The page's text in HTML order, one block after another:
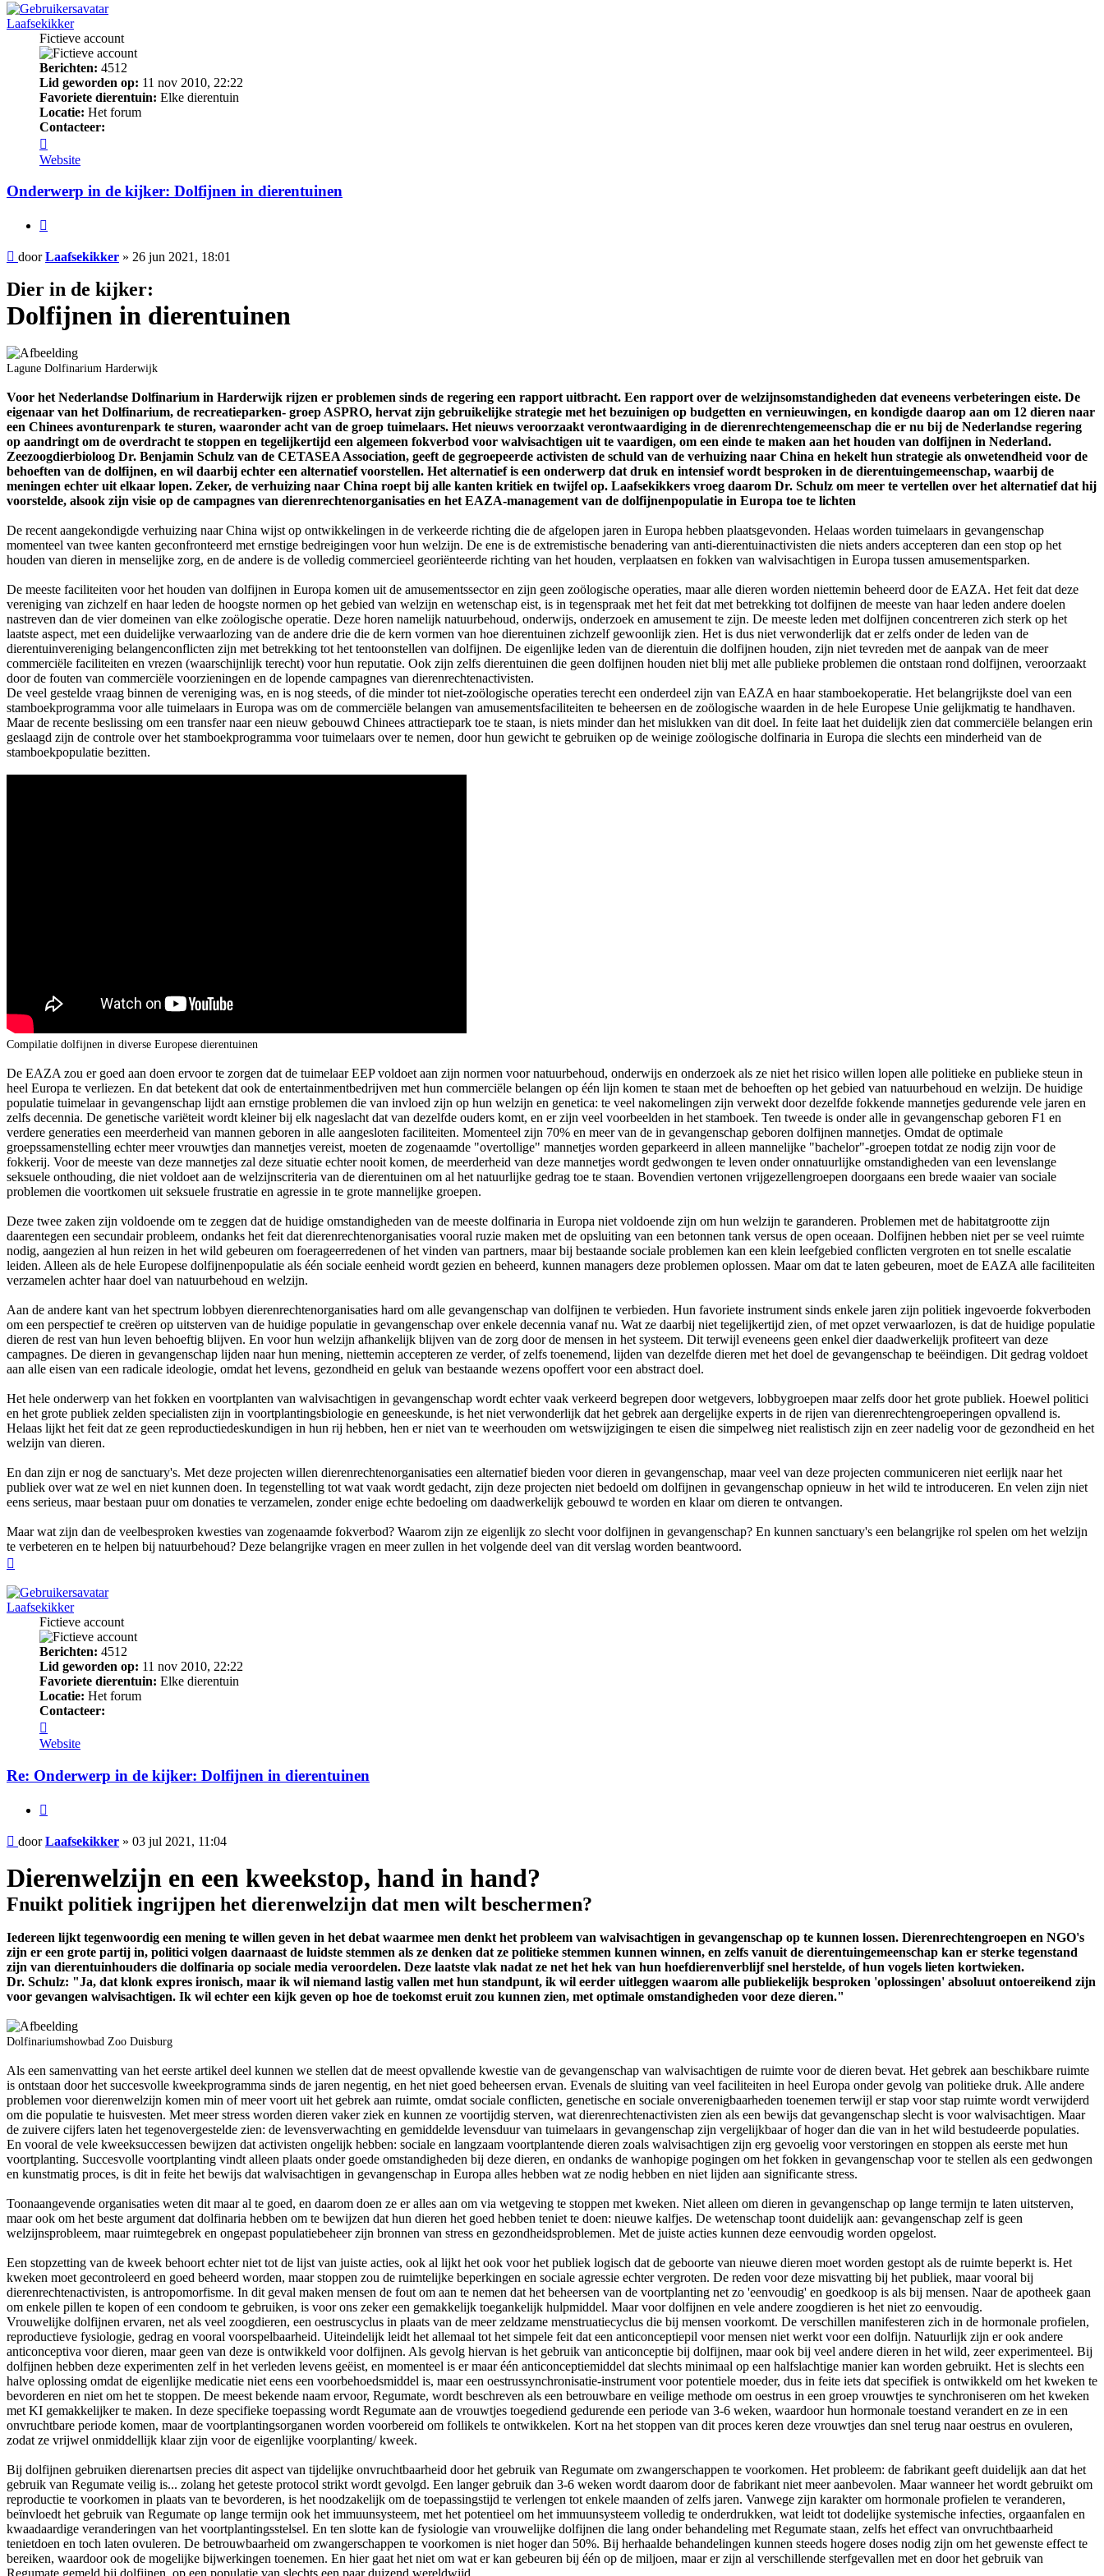
Laafsekikker
Fictieve account
Berichten: 4512
Lid geworden op: 11 nov 2010, 22:22
Favoriete dierentuin: Elke dierentuin
Locatie: Het forum
Contacteer:
Laafsekikker
Website
Onderwerp in de kijker: Dolfijnen in dierentuinen
Bericht
doorLaafsekikker » 26 jun 2021, 18:01
Dier in de kijker:
Dolfijnen in dierentuinen
Lagune Dolfinarium Harderwijk
Voor het Nederlandse Dolfinarium in Harderwijk rijzen er problemen sinds de regering een rapport uitbracht. Een rapport over de welzijnsomstandigheden dat eveneens verbeteringen eiste. De
eigenaar van het Dolfinarium, de recreatieparken- groep ASPRO, hervat zijn gebruikelijke strategie met het bezuinigen op budgetten en vernieuwingen, en kondigde daarop aan om 12 dieren naar
een Chinees avonturenpark te sturen, waaronder acht van de groep tuimelaars. Het nieuws veroorzaakt verontwaardiging in de dierenrechtengemeenschap die er nu bij de Nederlandse regering
op aandringt om de overdracht te stoppen en tegelijkertijd een algemeen fokverbod voor walvisachtigen uit te vaardigen, om een ​​einde te maken aan het houden van dolfijnen in Nederland.
Zeezoogdierbioloog Dr. Benjamin Schulz van de CETASEA Association, geeft de gegroepeerde activisten de schuld van de verhuizing naar China en hekelt hun strategie als onwetendheid voor de
behoeften van de dolfijnen, en wil daarbij echter een alternatief voorstellen. Het alternatief is een onderwerp dat druk en intensief wordt besproken in de dierentuingemeenschap, waarbij de
meningen echter uit elkaar lopen. Zeker, de verhuizing naar China roept bij alle kanten kritiek en twijfel op. Laafsekikkers vroeg daarom Dr. Schulz om meer te vertellen over het alternatief dat hij
voorstelde, alsook zijn visie op de campagnes van dierenrechtenorganisaties en het EAZA-management van de dolfijnenpopulatie in Europa toe te lichten
De recent aangekondigde verhuizing naar China wijst op ontwikkelingen in de verkeerde richting die de afgelopen jaren in Europa hebben plaatsgevonden. Helaas worden tuimelaars in gevangenschap
momenteel van twee kanten geconfronteerd met ernstige bedreigingen voor hun welzijn. De ene is de extremistische benadering van anti-dierentuinactivisten die niets anders accepteren dan een stop op het
houden van dieren in menselijke zorg, en de andere is de volledig commercieel georiënteerde richting van het houden, verplaatsen en fokken van walvisachtigen in Europa tussen amusementsparken.
De meeste faciliteiten voor het houden van dolfijnen in Europa komen uit de amusementssector en zijn geen zoölogische operaties, maar alle dieren worden niettemin beheerd door de EAZA. Het feit dat deze
vereniging van zichzelf en haar leden de hoogste normen op het gebied van welzijn en wetenschap eist, is in tegenspraak met het feit dat met betrekking tot dolfijnen de meeste van haar leden andere doelen
nastreven dan de vier domeinen van elke zoölogische operatie. Deze horen namelijk natuurbehoud, onderwijs, onderzoek en amusement te zijn. De meeste leden met dolfijnen concentreren zich sterk op het
laatste aspect, met een duidelijke verwaarlozing van de andere drie die de kern vormen van hoe dierentuinen zichzelf gewoonlijk zien. Het is dus niet verwonderlijk dat er zelfs onder de leden van de
dierentuinvereniging belangenconflicten zijn met betrekking tot het tentoonstellen van dolfijnen. De eigenlijke leden van de dierentuin die dolfijnen houden, zijn niet tevreden met de aanpak van de meer
commerciële faciliteiten en vrezen (waarschijnlijk terecht) voor hun reputatie. Ook zijn zelfs dierentuinen die geen dolfijnen houden niet blij met alle publieke problemen die ontstaan ​​rond dolfijnen, veroorzaakt
door de fouten van commerciële voorzieningen en de lopende campagnes van dierenrechtenactivisten.
De veel gestelde vraag binnen de vereniging was, en is nog steeds, of die minder tot niet-zoölogische operaties terecht een onderdeel zijn van EAZA en haar stamboekoperatie. Het belangrijkste doel van een
stamboekprogramma voor alle tuimelaars in Europa was om de commerciële belangen van amusementsfaciliteiten te beheersen en de zoölogische waarden in de hele Europese Unie gelijkmatig te handhaven.
Maar de recente beslissing om een ​​transfer naar een nieuw gebouwd Chinees attractiepark toe te staan, is niets minder dan het mislukken van dit doel. In feite laat het duidelijk zien dat commerciële belangen erin
geslaagd zijn de controle over het stamboekprogramma voor tuimelaars over te nemen, door hun gewicht te gebruiken op de weinige zoölogische dolfinaria in Europa die slechts een minderheid van de
stamboekpopulatie bezitten.
Compilatie dolfijnen in diverse Europese dierentuinen
De EAZA zou er goed aan doen ervoor te zorgen dat de tuimelaar EEP voldoet aan zijn normen voor natuurbehoud, onderwijs en onderzoek als ze niet het risico willen lopen alle politieke en publieke steun in
heel Europa te verliezen. En dat betekent dat ook de entertainmentbedrijven met hun commerciële belangen op één lijn komen te staan ​​met de behoeften op het gebied van natuurbehoud en welzijn. De huidige
populatie tuimelaar in gevangenschap lijdt aan ernstige problemen die van invloed zijn op hun welzijn en genetica: te veel nakomelingen zijn verwekt door dezelfde fokkende mannetjes gedurende vele jaren en
zelfs decennia. De genetische variëteit wordt kleiner bij elk nageslacht dat van dezelfde ouders komt, en er zijn veel voorbeelden in het stamboek. Ten tweede is onder alle in gevangenschap geboren F1 en
verdere generaties een meerderheid van mannen geboren in alle aangesloten faciliteiten. Momenteel zijn 70% en meer van de in gevangenschap geboren dolfijnen mannetjes. Omdat de optimale
groepssamenstelling echter meer vrouwtjes dan mannetjes vereist, moeten de zogenaamde "overtollige" mannetjes worden geparkeerd in alleen mannelijke "bachelor"-groepen totdat ze nodig zijn voor de
fokkerij. Voor de meeste van deze mannetjes zal deze situatie echter nooit komen, de meerderheid van deze mannetjes wordt gedwongen te leven onder onnatuurlijke omstandigheden van een levenslange
seksuele onthouding, die niet voldoet aan de welzijnscriteria van de dierentuinen om al het natuurlijke gedrag toe te staan. Bovendien vertonen vrijgezellengroepen doorgaans een brede waaier van sociale
problemen die voortkomen uit seksuele frustratie en agressie in te grote mannelijke groepen.
Deze twee zaken zijn voldoende om te zeggen dat de huidige omstandigheden van de meeste dolfinaria in Europa niet voldoende zijn om hun welzijn te garanderen. Problemen met de habitatgrootte zijn
daarentegen een secundair probleem, ondanks het feit dat dierenrechtenorganisaties vooral ruzie maken met de opsluiting van een betonnen tank versus de open oceaan. Dolfijnen hebben niet per se veel ruimte
nodig, aangezien al hun reizen in het wild gebeuren om foerageerredenen of het vinden van partners, maar bij bestaande sociale problemen kan een klein leefgebied conflicten vergroten en tot snelle escalatie
leiden. Alleen als de hele Europese dolfijnenpopulatie als één sociale eenheid wordt gezien en beheerd, kunnen managers deze problemen oplossen. Maar om dat te laten gebeuren, moet de EAZA alle faciliteiten
verzamelen achter haar doel van natuurbehoud en welzijn.
Aan de andere kant van het spectrum lobbyen dierenrechtenorganisaties hard om alle gevangenschap van dolfijnen te verbieden. Hun favoriete instrument sinds enkele jaren zijn politiek ingevoerde fokverboden
om een ​​perspectief te creëren op uitsterven van de huidige populatie in gevangenschap over enkele decennia vanaf nu. Wat ze daarbij niet tegelijkertijd zien, of met opzet verwaarlozen, is dat de huidige populatie
dieren de rest van hun leven behoeftig blijven. En voor hun welzijn afhankelijk blijven van de zorg door de mensen in het systeem. Dit terwijl eveneens geen enkel dier daadwerkelijk profiteert van deze
campagnes. De dieren in gevangenschap lijden naar hun mening, niettemin accepteren ze verder, of zelfs toenemend, lijden van dezelfde dieren met het doel de gevangenschap te beëindigen. Dit gedrag voldoet
aan alle eisen van een radicale ideologie, omdat het levens, gezondheid en geluk van bestaande wezens opoffert voor een abstract doel.
Het hele onderwerp van het fokken en voortplanten van walvisachtigen in gevangenschap wordt echter vaak verkeerd begrepen door wetgevers, lobbygroepen maar zelfs door het grote publiek. Hoewel politici
en het grote publiek zelden specialisten zijn in voortplantingsbiologie en geneeskunde, is het niet verwonderlijk dat het gebrek aan dergelijke experts in de rijen van dierenrechtengroeperingen opvallend is.
Helaas lijkt het feit dat ze geen reproductiedeskundigen in hun rij hebben, hen er niet van te weerhouden om wetswijzigingen te eisen die simpelweg niet realistisch zijn en zeer nadelig voor de gezondheid en het
welzijn van dieren.
En dan zijn er nog de sanctuary's. Met deze projecten willen dierenrechtenorganisaties een alternatief bieden voor dieren in gevangenschap, maar veel van deze projecten communiceren niet eerlijk naar het
publiek over wat ze wel en niet kunnen doen. In tegenstelling tot wat vaak wordt gedacht, zijn deze projecten niet bedoeld om dolfijnen in gevangenschap opnieuw in het wild te introduceren. En velen zijn niet
eens serieus, maar bestaan ​​puur om donaties te verzamelen, zonder enige echte bedoeling om daadwerkelijk gebouwd te worden en klaar om dieren te ontvangen.
Maar wat zijn dan de veelbesproken kwesties van zogenaamde fokverbod? Waarom zijn ze eigenlijk zo slecht voor dolfijnen in gevangenschap? En kunnen sanctuary's een belangrijke rol spelen om het welzijn
te verbeteren en te helpen bij natuurbehoud? Deze belangrijke vragen en meer zullen in het volgende deel van dit verslag worden beantwoord.
Laafsekikker
Fictieve account
Berichten: 4512
Lid geworden op: 11 nov 2010, 22:22
Favoriete dierentuin: Elke dierentuin
Locatie: Het forum
Contacteer:
Laafsekikker
Website
Re: Onderwerp in de kijker: Dolfijnen in dierentuinen
Bericht
doorLaafsekikker » 03 jul 2021, 11:04
Dierenwelzijn en een kweekstop, hand in hand?
Fnuikt politiek ingrijpen het dierenwelzijn dat men wilt beschermen?
Iedereen lijkt tegenwoordig een mening te willen geven in het debat waarmee men denkt het probleem van walvisachtigen in gevangenschap op te kunnen lossen. Dierenrechtengroepen en NGO's
zijn er een grote partij in, politici volgen daarnaast de luidste stemmen als ze denken dat ze politieke stemmen kunnen winnen, en zelfs vanuit de dierentuingemeenschap kan er sterke tegenstand
zijn van dierentuinhouders die dolfinaria op sociale media veroordelen. Deze laatste vlak nadat ze net het hek van hun hoefdierenverblijf snel herstelde, of hun vogels lieten kortwieken.
Dr. Schulz: "Ja, dat klonk expres ironisch, maar ik wil niemand lastig vallen met hun standpunt, ik wil eerder uitleggen waarom alle publiekelijk besproken 'oplossingen' absoluut ontoereikend zijn
voor gevangen walvisachtigen. Ik wil echter een kijk geven op hoe de toekomst eruit zou kunnen zien, met optimale omstandigheden voor deze dieren."
Dolfinariumshowbad Zoo Duisburg
Als een samenvatting van het eerste artikel deel kunnen we stellen dat de meest opvallende kwestie van de gevangenschap van walvisachtigen de ruimte voor de dieren bevat. Het gebrek aan beschikbare ruimte
is ontstaan ​​door het succesvolle kweekprogramma sinds de jaren negentig, en het niet goed beheersen ervan. Evenals de sluiting van veel faciliteiten in heel Europa onder gevolg van politieke druk. Alle andere
problemen voor dierenwelzijn komen min of meer voort uit het gebrek aan ruimte, omdat sociale conflicten, genetische en sociale onverenigbaarheden toenemen terwijl er stap voor stap ruimte wordt verwijderd
om die populatie te huisvesten. Met meer stress worden dieren vaker ziek en kunnen ze voortijdig sterven, wat dierenrechtenactivisten zien als een bewijs dat gevangenschap slecht is voor walvisachtigen. Maar
de zuivere cijfers laten het tegenovergestelde zien: de levensverwachting en gemiddelde levensduur van tuimelaars in gevangenschap zijn vergelijkbaar of hoger dan die van in het wild bestudeerde populaties.
En vooral de vele kweeksuccessen bewijzen dat activisten ongelijk hebben: sociale en langzaam voortplantende dieren zoals walvisachtigen zijn erg gevoelig voor verstoringen en stoppen als eerste met hun
voortplanting. Succesvolle voortplanting vindt alleen plaats onder goede omstandigheden bij deze dieren, en ondanks de wanhopige pogingen om het fokken in gevangenschap voor te stellen als een gedwongen
en kunstmatig proces, is dit in feite het bewijs dat walvisachtigen in gevangenschap in Europa alles hebben wat ze nodig hebben en niet lijden aan significante stress.
Toonaangevende organisaties weten dit maar al te goed, en daarom doen ze er alles aan om via wetgeving te stoppen met kweken. Niet alleen om dieren in gevangenschap op lange termijn te laten uitsterven,
maar ook om het beste argument dat dolfinaria hebben om te bewijzen dat hun dieren het goed hebben teniet te doen: nieuwe kalfjes. De wetenschap toont duidelijk aan: gevangenschap zelf is geen
welzijnsprobleem, maar ruimtegebrek en ongepast populatiebeheer zijn bronnen van stress en gezondheidsproblemen. Met de juiste acties kunnen deze eenvoudig worden opgelost.
Een stopzetting van de kweek behoort echter niet tot de lijst van juiste acties, ook al lijkt het ook voor het publiek logisch dat de geboorte van nieuwe dieren moet worden gestopt als de ruimte beperkt is. Het
kweken moet gecontroleerd en goed beheerd worden, maar stoppen zou de ruimtelijke beperkingen en sociale agressie echter vergroten. De reden voor deze misvatting bij het publiek, maar vooral bij
dierenrechtenactivisten, is antropomorfisme. In dit geval maken mensen de fout om aan te nemen dat het beheersen van de voortplanting net zo 'eenvoudig' en goedkoop is als bij mensen. Naar de apotheek gaan
om enkele pillen te kopen of een condoom te gebruiken, is voor ons zeker een gemakkelijk toegankelijk hulpmiddel. Maar voor dolfijnen en vele andere zoogdieren is het niet zo eenvoudig.
Vrouwelijke dolfijnen ervaren, net als veel zoogdieren, een oestruscyclus in plaats van de meer zeldzame menstruatiecyclus die bij mensen voorkomt. De verschillen manifesteren zich in de hormonale profielen,
reproductieve fysiologie, gedrag en vooral voorspelbaarheid. Uiteindelijk leidt het allemaal tot het simpele feit dat een anticonceptiepil voor mensen niet werkt voor een dolfijn. Natuurlijk zijn er ook andere
anticonceptiva voor dieren, maar geen van deze is ontwikkeld voor dolfijnen. Als gevolg hiervan is het gebruik van anticonceptie bij dolfijnen, maar ook bij veel andere dieren in het wild, zeer experimenteel. Bij
dolfijnen hebben deze experimenten zelf in het verleden levens geëist, en momenteel is er maar één anticonceptiemiddel dat slechts minimaal op een halfslachtige manier kan worden gebruikt. Het is slechts een
halve oplossing omdat de eigenlijke medicatie niet eens een voorbehoedsmiddel is, maar een oestrussynchronisatie-instrument voor potentiele moeder, dus in feite iets dat specifiek is ontwikkeld om het kweken te
bevorderen en niet om het te stoppen. De meest bekende naam ervoor, Regumate, wordt beschreven als een betrouwbare en veilige methode om oestrus in een groep vrouwtjes te synchroniseren om het kweken
met KI gemakkelijker te maken. In deze specifieke toepassing wordt Regumate aan de vrouwtjes toegediend gedurende een periode van 3-6 weken, waardoor hun hormonale toestand verandert en ze in een
onvruchtbare periode komen, maar de voortplantingsorganen worden voorbereid om follikels te ontwikkelen. Kort na het stoppen van dit proces keren deze vrouwtjes dan snel terug naar oestrus en ovuleren,
zodat ze vrijwel onmiddellijk klaar zijn voor de eigenlijke voorplanting/ kweek.
Bij dolfijnen gebruiken dierenartsen precies dit aspect van tijdelijke onvruchtbaarheid door het gebruik van Regumate om zwangerschappen te voorkomen. Het probleem: de fabrikant geeft duidelijk aan dat het
gebruik van Regumate veilig is... zolang het geteste protocol strikt wordt gevolgd. Een langer gebruik dan 3-6 weken wordt daarom door de fabrikant niet meer aanbevolen. Maar wanneer het wordt gebruikt om
reproductie te voorkomen in plaats van te bevorderen, is het noodzakelijk om de toepassingstijd te verlengen tot enkele maanden of zelfs jaren. Vanwege zijn karakter om hormonale profielen te veranderen,
beïnvloedt het gebruik van Regumate op lange termijn ook het immuunsysteem, met het potentieel om het immuunsysteem volledig te onderdrukken, wat leidt tot dodelijke systemische infecties, orgaanfalen en
kwaadaardige veranderingen van het voortplantingsstelsel. En ten slotte kan de fysiologie van vrouwelijke dolfijnen die lang onder behandeling met Regumate staan, zelfs het effect van onvruchtbaarheid
tenietdoen en toch laten ovuleren. De betrouwbaarheid om zwangerschappen te voorkomen is niet hoger dan 50%. Bij herhaalde behandelingen kunnen steeds hogere doses nodig zijn om het gewenste effect te
bereiken, waardoor ook de mogelijke bijwerkingen toenemen. En hier gaat het niet om wat er kan gebeuren bij één op de miljoen, maar er zijn al verschillende sterfgevallen met en door het gebruik van
Regumate gemeld bij dolfijnen, op een populatie van slechts een paar duizend wereldwijd.